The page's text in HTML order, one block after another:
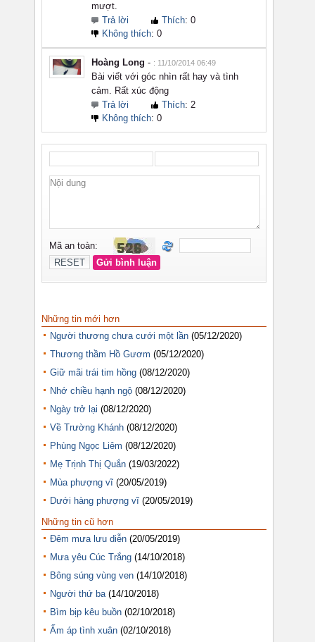
Những tin mới hơn
Người thương chưa cưới một lần (05/12/2020)
Thương thầm Hồ Gươm (05/12/2020)
Giữ mãi trái tim hồng (08/12/2020)
Nhớ chiều hạnh ngộ (08/12/2020)
Ngày trở lại (08/12/2020)
Về Trường Khánh (08/12/2020)
Phùng Ngọc Liêm (08/12/2020)
Mẹ Trịnh Thị Quắn (19/03/2022)
Mùa phượng vĩ (20/05/2019)
Dưới hàng phượng vĩ (20/05/2019)
Những tin cũ hơn
Đêm mưa lưu diễn (20/05/2019)
Mưa yêu Cúc Trắng (14/10/2018)
Bông súng vùng ven (14/10/2018)
Người thứ ba (14/10/2018)
Bìm bịp kêu buồn (02/10/2018)
Ấm áp tình xuân (02/10/2018)